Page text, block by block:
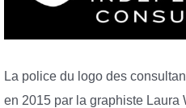
La police du logo des
en 2015 par la graphiste Laura